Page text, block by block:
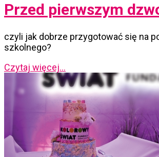
Przed pierwszym
czyli jak dobrze przygotować się na
szkolnego?
Czytaj więcej...